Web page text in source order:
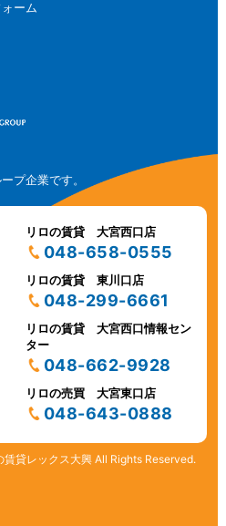
ーム
プ企業です。
リロの賃貸 大宮西口店
048-658-0555
リロの賃貸 東川口店
048-299-6661
リロの賃貸 大宮西口情報セン
ター
048-662-9928
リロの売買 大宮東口店
048-643-0888
貸レックス大興 All Rights Reserved.